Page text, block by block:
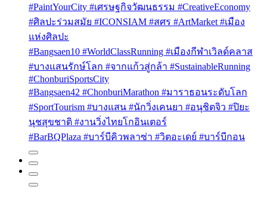
#PaintYourCity #เศรษฐกิจวัฒนธรรม #CreativeEconomy
#ศิลปะร่วมสมัย #ICONSIAM #สศร #ArtMarket #เมือง
แห่งศิลปะ
#Bangsaen10 #WorldClassRunning #เมืองกีฬาเวิลด์คลาส
#บางแสนรักษ์โลก #จากแก้วสู่กล้า #SustainableRunning
#ChonburiSportsCity
#Bangsaen42 #ChonburiMarathon #มาราธอนระดับโลก
#SportTourism #บางแสน #นักวิ่งเคนยา #อนุชิตจิว #ปิยะ
นุชสุขชาติ #งานวิ่งไทยโกอินเตอร์
#BarBQPlaza #บาร์บีคิวพลาซ่า #วิตอะเดย์ #บาร์บีกอน